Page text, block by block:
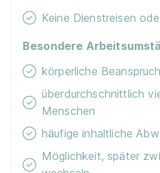
1.500 - 1.650 € pro Monat
Keine Dienstreisen
Besondere
körperliche
überdurchschnittlich
Menschen
häufige inhaltliche
Möglichkeit, später